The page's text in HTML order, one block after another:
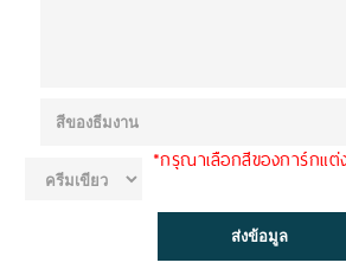
*กรุณาเลือกสีของการ์กแต่